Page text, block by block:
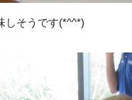
しそうです(*^^*)